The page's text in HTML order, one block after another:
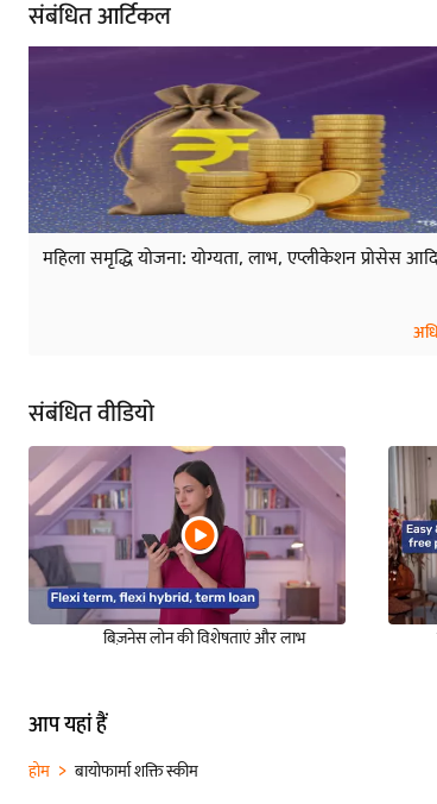
संबंधित आर्टिकल
महिला समृद्धि योजना: योग्यता, लाभ, एप्लीकेशन प्रोसेस आदि
संबंधित वीडियो
बिज़नेस लोन की विशेषताएं और लाभ
आप यहां हैं
होम बायोफार्मा शक्ति स्कीम